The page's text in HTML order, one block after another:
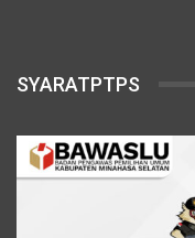
SYARATPTPS